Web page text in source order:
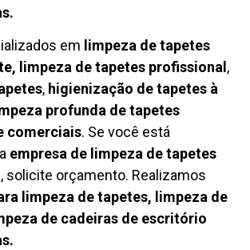
em limpeza de tapetes
limpeza de tapetes profissional ,
, higienização de tapetes à
profunda de tapetes
comerciais. Se você está
empresa de limpeza de tapetes
, solicite orçamento. Realizamos
limpeza de tapetes, limpeza de
de cadeiras de escritório